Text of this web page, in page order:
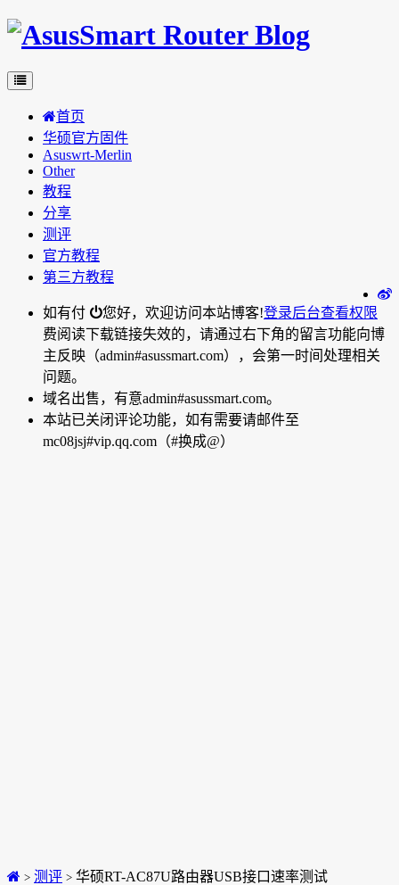
首页
华硕官方固件
Asuswrt-Merlin
Other
教程
分享
测评
官方教程
第三方教程
您好，欢迎访问本站博客!登录后台查看权限
如有付
费阅读下载链接失效的，请通过右下角的留言功能向博
主反映（admin#asussmart.com），会第一时间处理相关
问题。
域名出售，有意admin#asussmart.com。
本站已关闭评论功能，如有需要请邮件至
mc08jsj#vip.qq.com（#换成@）
> 测评 > 华硕RT-AC87U路由器USB接口速率测试